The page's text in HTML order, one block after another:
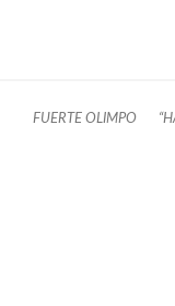
FUERTE OLIMPO